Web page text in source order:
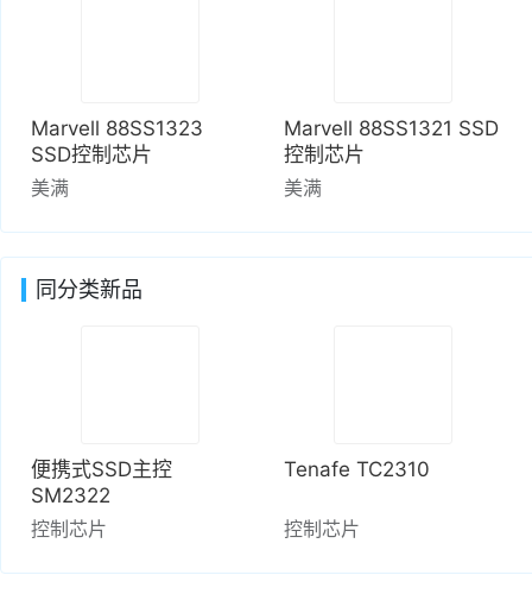
Marvell 88SS1323
SSD控制芯片
美满
Marvell 88SS1321 SSD
控制芯片
美满
同分类新品
便携式SSD主控
SM2322
控制芯片
Tenafe TC2310
控制芯片